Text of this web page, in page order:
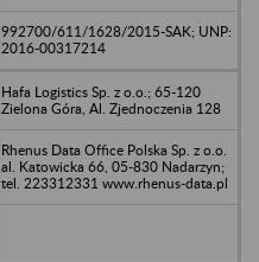
992700/611/1628/2015-SAK; UNP:
2016-00317214
Hafa Logistics Sp. z o.o.; 65-120
Zielona Góra, Al. Zjednoczenia 128
Rhenus Data Office Polska Sp. z o.o.
al. Katowicka 66, 05-830 Nadarzyn;
tel. 223312331 www.rhenus-data.pl